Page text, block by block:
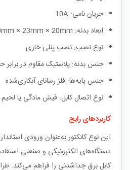
جریان نامی: 10A
ابعاد بدنه: 30mm × 23mm × 20mm
نوع نصب: نصب پنلی خاری
جنس بدنه: پلاستیک مقاوم در برابر
جنس پایه‌ها: فلز رسانای آبکاری‌شده
نوع اتصال کابل: فیش مادگی یا لحیم
کاربردهای رایج
این نوع کانکتور به‌عنوان ورودی
دستگاه‌های الکترونیکی و صنعتی
کابل برق جداشدنی را فراهم می‌کند.